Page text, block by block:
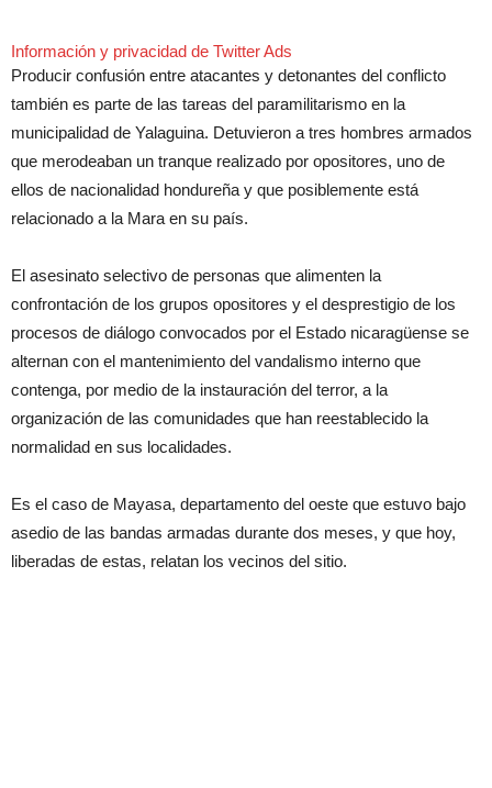
Información y privacidad de Twitter Ads
Producir confusión entre atacantes y detonantes del conflicto
también es parte de las tareas del paramilitarismo en la
municipalidad de Yalaguina. Detuvieron a tres hombres armados
que merodeaban un tranque realizado por opositores, uno de
ellos de nacionalidad hondureña y que posiblemente está
relacionado a la Mara en su país.
El asesinato selectivo de personas que alimenten la
confrontación de los grupos opositores y el desprestigio de los
procesos de diálogo convocados por el Estado nicaragüense se
alternan con el mantenimiento del vandalismo interno que
contenga, por medio de la instauración del terror, a la
organización de las comunidades que han reestablecido la
normalidad en sus localidades.
Es el caso de Mayasa, departamento del oeste que estuvo bajo
asedio de las bandas armadas durante dos meses, y que hoy,
liberadas de estas, relatan los vecinos del sitio.